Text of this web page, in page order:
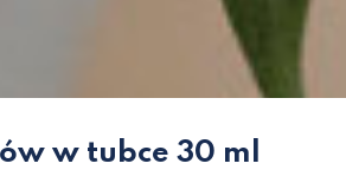
w tubce 30 ml